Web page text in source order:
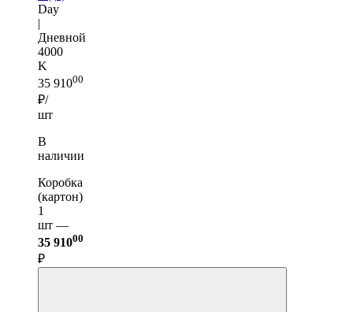
Day
|
Дневной
4000
K
35 91000
₽/
шт
В
наличии
Коробка
(картон)
1
шт —
35 91000
₽